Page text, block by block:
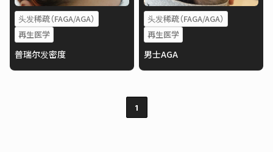
头发稀疏（FAGA/AGA）
再生医学
普瑞尔发密度
头发稀疏（FAGA/AGA）
再生医学
男士AGA
1